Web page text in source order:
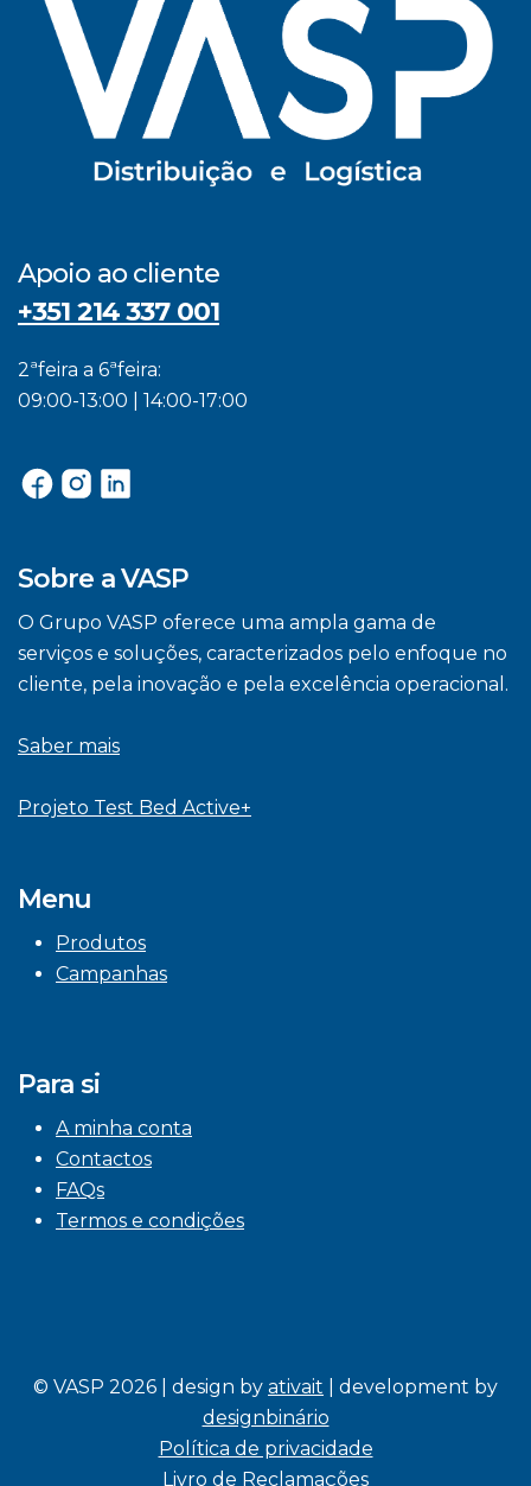
Apoio ao cliente
+351 214 337 001
2ªfeira a 6ªfeira:
09:00-13:00 | 14:00-17:00
Sobre a VASP
O Grupo VASP oferece uma ampla gama de
serviços e soluções, caracterizados pelo enfoque no
cliente, pela inovação e pela excelência operacional.
Saber mais
Projeto Test Bed Active+
Menu
Produtos
Campanhas
Para si
A minha conta
Contactos
FAQs
Termos e condições
© VASP 2026 | design by ativait | development by
designbinário
Política de privacidade
Livro de Reclamações